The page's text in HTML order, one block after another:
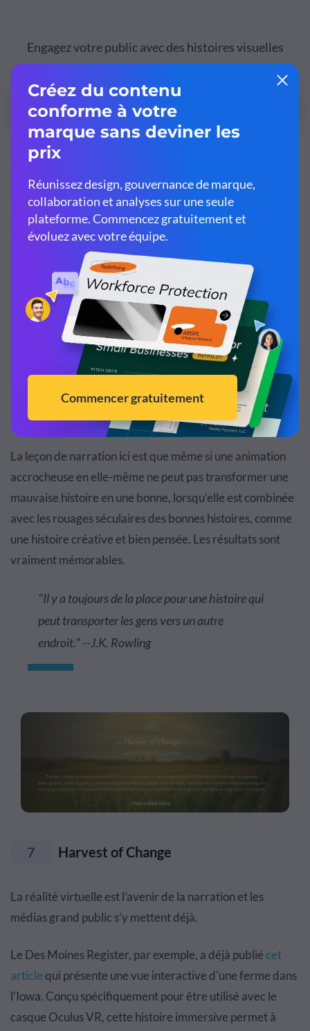
Engagez votre public avec des histoires visuelles
Essayez-le gratuitement
À l'occasion du 50ᵉ anniversaire de l'assassinat de JFK, la
chaîne National Geographic a réussi à attirer l'attention
des médias grâce à cettepièce interactive
impressionnante.
Utilisant un format d'écran partagé pour raconter
simultanément les histoires de Lee Harvey Oswald et de
JFK jusqu'à ce qu'ils convergent un jour fatidique, cette
pièce parfaitement synchronisée utilise l'audio, la vidéo et
les images pour communiquer une histoire souvent
racontée d'une manière sans précédent.
La leçon de narration ici est que même si une animation
accrocheuse en elle-même ne peut pas transformer une
mauvaise histoire en une bonne, lorsqu'elle est combinée
avec les rouages ​​séculaires des bonnes histoires, comme
une histoire créative et bien pensée. Les résultats sont
vraiment mémorables.
"Il y a toujours de la place pour une histoire qui
peut transporter les gens vers un autre
endroit." --J.K. Rowling
7 Harvest of Change
La réalité virtuelle est l’avenir de la narration et les
médias grand public s’y mettent déjà.
Le Des Moines Register, par exemple, a déjà publiécet
article qui présente une vue interactive d'une ferme dans
l'Iowa. Conçu spécifiquement pour être utilisé avec le
casque Oculus VR, cette histoire immersive permet à